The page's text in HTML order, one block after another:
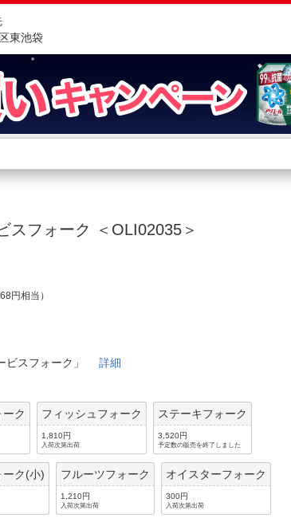
東池袋
がす
がす
ト
問合せ
店舗サービス
ネット取り置き
English / 中文
スフォーク ＜OLI02035＞
68円相当）
ビスフォーク」詳細
ク フィッシュフォーク
1,810円
入荷次第出荷
ステーキフォーク
3,520円
予定数の販売を終了しました
ーク(小) フルーツフォーク
1,210円
入荷次第出荷
オイスターフォーク
300円
入荷次第出荷